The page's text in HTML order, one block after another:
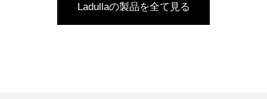
Ladullaの製品を全て見る